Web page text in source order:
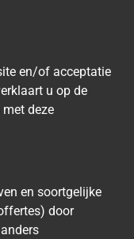
en/of acceptatie
u op de
deze
en soortgelijke
door